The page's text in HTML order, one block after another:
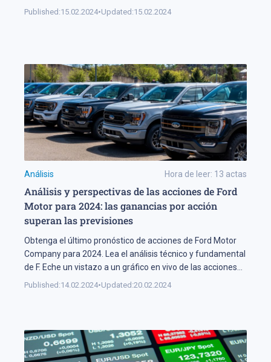
para 2024.
Published:15.02.2024•Updated:15.02.2024
Análisis Hora de leer: 13 actas
Análisis y perspectivas de las acciones de Ford
Motor para 2024: las ganancias por acción
superan las previsiones
Obtenga el último pronóstico de acciones de Ford Motor
Company para 2024. Lea el análisis técnico y fundamental
de F. Eche un vistazo a un gráfico en vivo de las acciones
de Ford Motor.
Published:14.02.2024•Updated:20.02.2024